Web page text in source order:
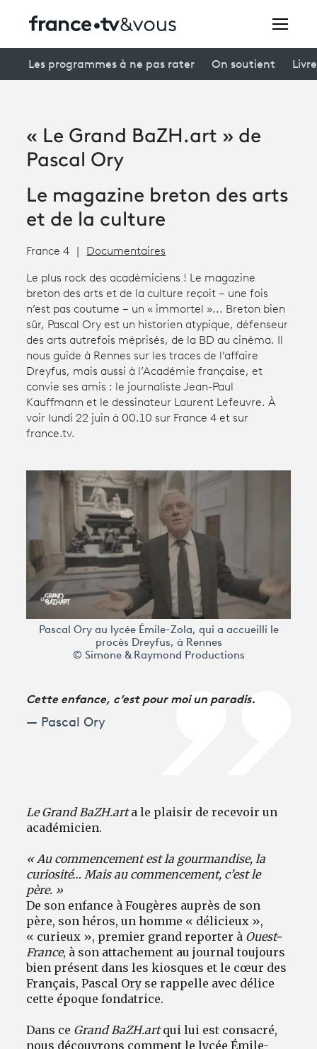
connexion
Avantages fidélité
Creators
Participer et assister à une émission
Productions et innovation
Les programmes à ne pas rater On soutient
« Le Grand BaZH.art » de
Pascal Ory
Le magazine breton des arts
et de la culture
France 4 Documentaires
Le plus rock des académiciens ! Le magazine
breton des arts et de la culture reçoit – une fois
n’est pas coutume – un « immortel »... Breton bien
sûr, Pascal Ory est un historien atypique, défenseur
des arts autrefois méprisés, de la BD au cinéma. Il
nous guide à Rennes sur les traces de l’affaire
Dreyfus, mais aussi à l’Académie française, et
convie ses amis : le journaliste Jean-Paul
Kauffmann et le dessinateur Laurent Lefeuvre. À
voir lundi 22 juin à 00.10 sur France 4 et sur
france.tv.
Pascal Ory au lycée Émile-Zola, qui a accueilli le
procès Dreyfus, à Rennes
© Simone & Raymond Productions
Cette enfance, c’est pour moi un paradis.
Pascal Ory
Le Grand BaZH.arta le plaisir de recevoir un
académicien.
« Au commencement est la gourmandise, la
curiosité… Mais au commencement, c’est le
père. »
De son enfance à Fougères auprès de son
père, son héros, un homme « délicieux »,
« curieux », premier grand reporter à Ouest-
France, à son attachement au journal toujours
bien présent dans les kiosques et le cœur des
Français, Pascal Ory se rappelle avec délice
cette époque fondatrice.
Dans ce Grand BaZH.artqui lui est consacré,
nous découvrons comment le lycée Émile-